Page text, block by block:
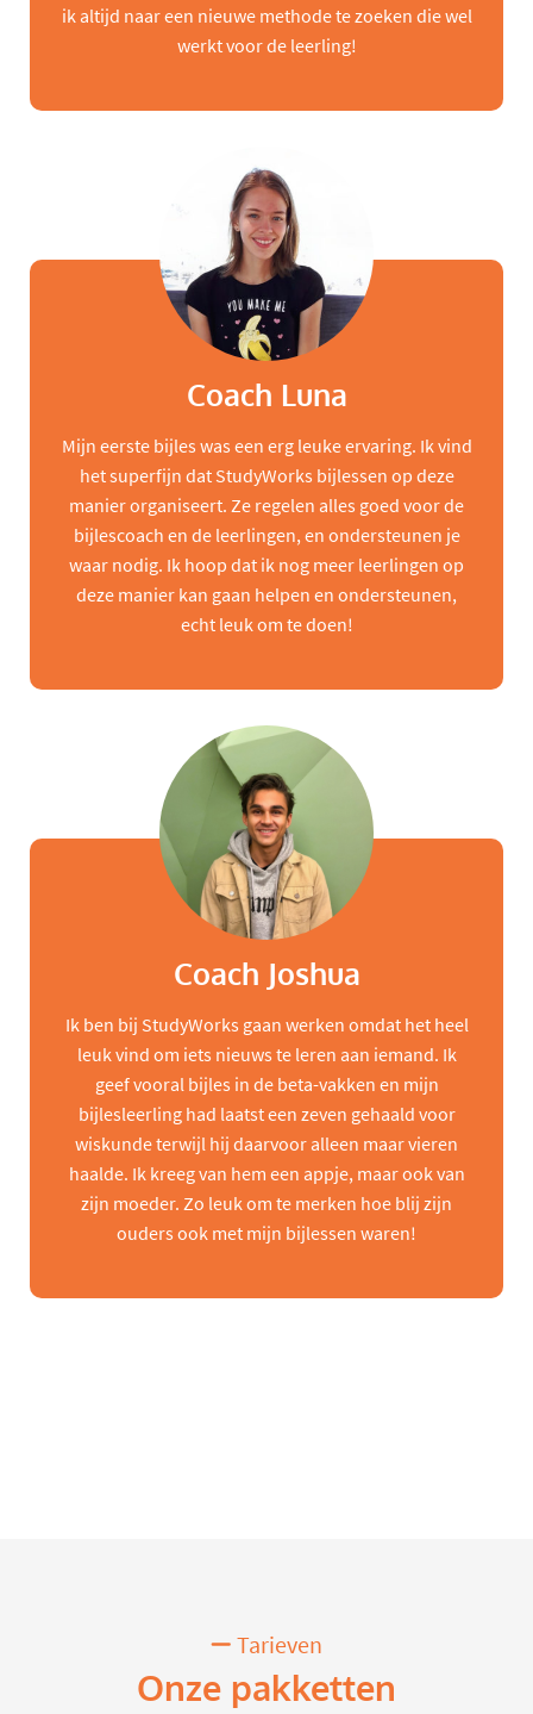
ik altijd naar een nieuwe methode te zoeken die wel
werkt voor de leerling!
Coach Luna
Mijn eerste bijles was een erg leuke ervaring. Ik vind
het superfijn dat StudyWorks bijlessen op deze
manier organiseert. Ze regelen alles goed voor de
bijlescoach en de leerlingen, en ondersteunen je
waar nodig. Ik hoop dat ik nog meer leerlingen op
deze manier kan gaan helpen en ondersteunen,
echt leuk om te doen!
Coach Joshua
Ik ben bij StudyWorks gaan werken omdat het heel
leuk vind om iets nieuws te leren aan iemand. Ik
geef vooral bijles in de beta-vakken en mijn
bijlesleerling had laatst een zeven gehaald voor
wiskunde terwijl hij daarvoor alleen maar vieren
haalde. Ik kreeg van hem een appje, maar ook van
zijn moeder. Zo leuk om te merken hoe blij zijn
ouders ook met mijn bijlessen waren!
Tarieven
Onze pakketten